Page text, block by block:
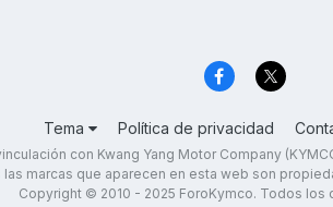
Tema Política de privacidad
con Kwang Yang Motor Company
las marcas que aparecen en esta web son
Copyright © 2010 - 2025 ForoKymco. Todos los